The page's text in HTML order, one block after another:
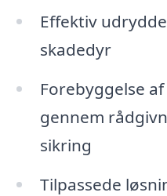
Effektiv
skadedyr
Forebyggelse
gennem
sikring
Tilpassede